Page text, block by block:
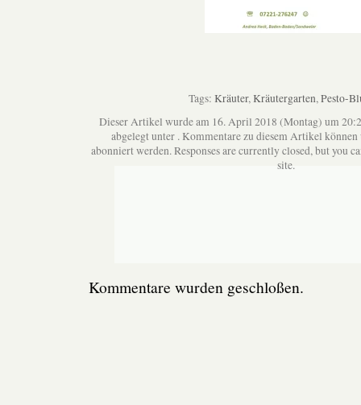
Tags: Kräuter,Kräutergarten,Pesto-
Dieser Artikel wurde am 16. April 2018 (Montag) um
abgelegt unter . Kommentare zu diesem Artikel
abonniert werden. Responses are currently closed, but you
site.
Kommentare wurden geschloßen.